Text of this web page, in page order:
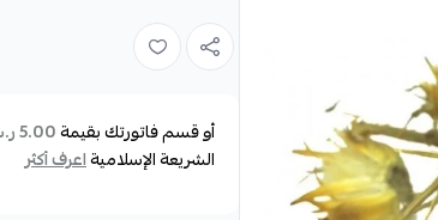
أو قسم فاتورتك بقيمة5.00 ر.س
الشريعة الإسلاميةاعرف أكثر